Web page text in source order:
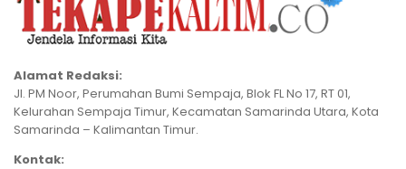
Alamat Redaksi:
Jl. PM Noor, Perumahan Bumi Sempaja, Blok FL No 17, RT 01,
Kelurahan Sempaja Timur, Kecamatan Samarinda Utara, Kota
Samarinda – Kalimantan Timur.
Kontak: